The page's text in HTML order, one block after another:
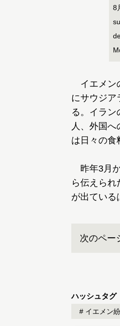
8
イエメン
にサウジア
る。イラン
人、外国へ
は日々の食
昨年3月
ら伝えら
が出ている
次のペー
ハッシュタグ
イエメン